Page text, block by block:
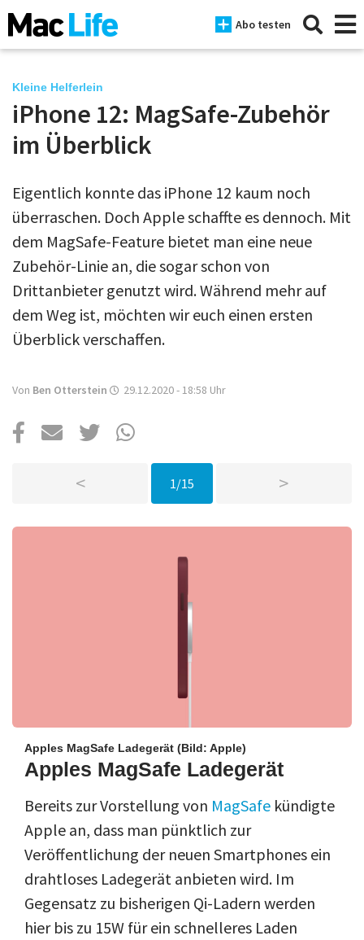
Abo testen
News
Mac
iPad
Tests
Tipps
Magazine
Podcast
Mac Life+
Anmelden
Kleine Helferlein
iPhone 12: MagSafe-Zubehör
im Überblick
Eigentlich konnte das iPhone 12 kaum noch
überraschen. Doch Apple schaffte es dennoch. Mit
dem MagSafe-Feature bietet man eine neue
Zubehör-Linie an, die sogar schon von
Drittanbieter genutzt wird. Während mehr auf
dem Weg ist, möchten wir euch einen ersten
Überblick verschaffen.
Von Ben Otterstein 29.12.2020 - 18:58 Uhr
< 1/15 >
Apples MagSafe Ladegerät (Bild: Apple)
Apples MagSafe Ladegerät
Bereits zur Vorstellung von MagSafe kündigte
Apple an, dass man pünktlich zur
Veröffentlichung der neuen Smartphones ein
drahtloses Ladegerät anbieten wird. Im
Gegensatz zu bisherigen Qi-Ladern werden
hier bis zu 15W für ein schnelleres Laden